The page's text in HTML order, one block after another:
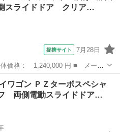
スライドドア クリア…
提携サイト 7月28日
イ ■ グレード名： ＰＡリミ
ライドドア クリアランスソナ
ワゴン ＰＺターボスペシャ
両側電動スライドドア…